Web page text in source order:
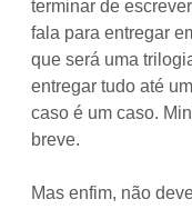
terminar de
fala para entregar
que será uma
entregar tudo até
caso é um caso.
breve.
Mas enfim, não